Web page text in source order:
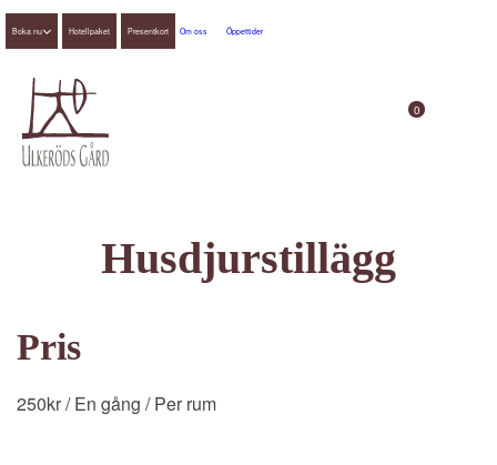
0
Boka nu Hotellpaket Presentkort Om oss Öppettider
Husdjurstillägg
Pris
250kr/ En gång / Per rum